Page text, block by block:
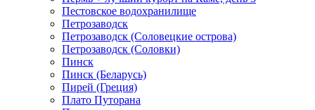
Пестовское водохранилище
Петрозаводск
Петрозаводск (Соловецкие острова)
Петрозаводск (Соловки)
Пинск
Пинск (Беларусь)
Пирей (Греция)
Плато Путорана